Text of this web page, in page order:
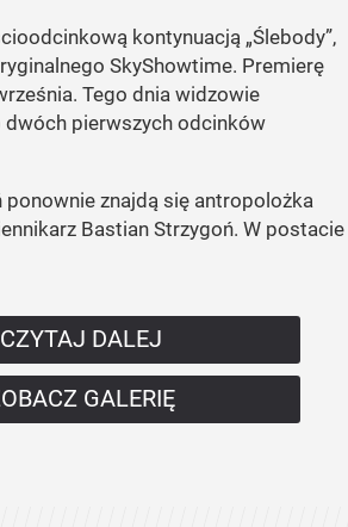
kontynuacją „Ślebody”,
SkyShowtime. Premierę
Tego dnia widzowie
pierwszych odcinków
ponownie znajdą się antropolożka
Bastian Strzygoń. W postacie
CZYTAJ DALEJ
GALERIĘ